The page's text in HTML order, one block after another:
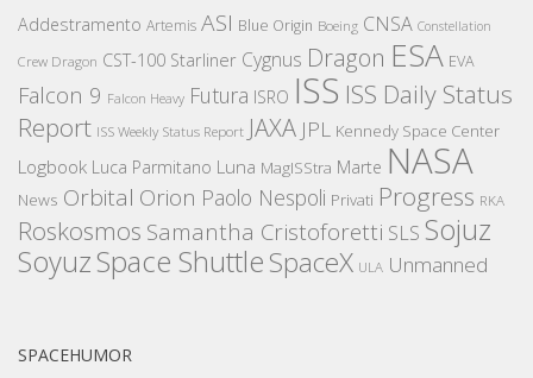
Addestramento Artemis ASI Blue Origin Boeing CNSA Constellation
Crew Dragon CST-100 Starliner Cygnus Dragon ESA EVA
Falcon 9 Falcon Heavy Futura ISRO ISS ISS Daily Status
Report ISS Weekly Status Report JAXA JPL Kennedy Space Center
Logbook Luca Parmitano Luna MagISStra Marte NASA
News Orbital Orion Paolo Nespoli Privati Progress RKA
Roskosmos Samantha Cristoforetti SLS Sojuz
SoyuzSpace ShuttleSpaceX ULA Unmanned
SPACEHUMOR